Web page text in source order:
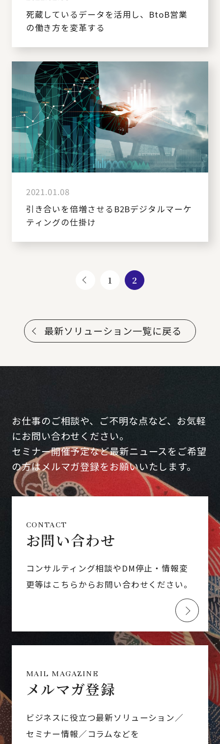
死蔵しているデータを活用し、BtoB営業
の働き方を変革する
2021.01.08
引き合いを倍増させるB2Bデジタルマーケ
ティングの仕掛け
1 2
最新ソリューション一覧に戻る
お仕事のご相談や、ご不明な点など、お気軽
にお問い合わせください。
セミナー開催予定など最新ニュースをご希望
の方はメルマガ登録をお願いいたします。
CONTACT
お問い合わせ
コンサルティング相談やDM停止・情報変
更等はこちらからお問い合わせください。
MAIL MAGAZINE
メルマガ登録
ビジネスに役立つ最新ソリューション／
セミナー情報／コラムなどを